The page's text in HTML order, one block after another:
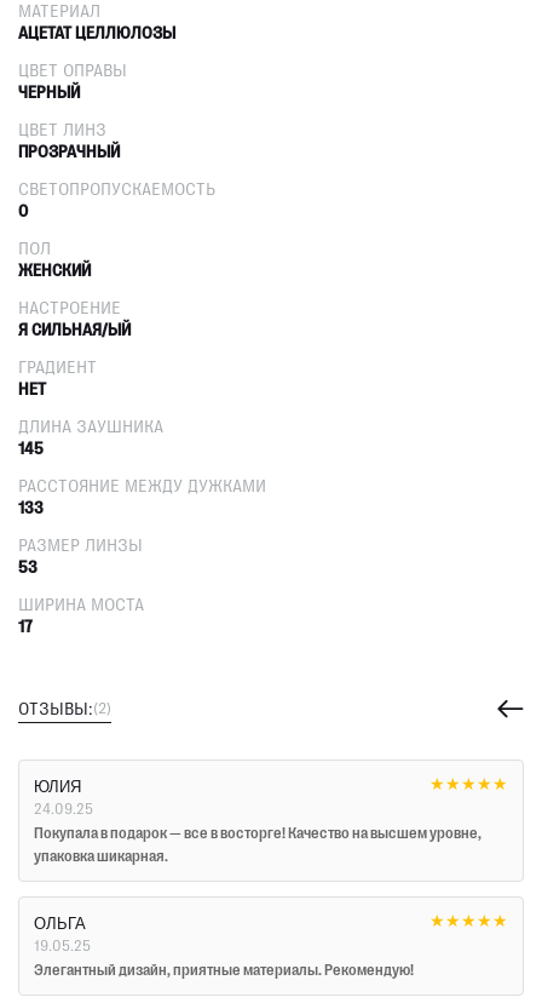
МАТЕРИАЛ
АЦЕТАТ ЦЕЛЛЮЛОЗЫ
ЦВЕТ ОПРАВЫ
ЧЕРНЫЙ
ЦВЕТ ЛИНЗ
ПРОЗРАЧНЫЙ
СВЕТОПРОПУСКАЕМОСТЬ
0
ПОЛ
ЖЕНСКИЙ
НАСТРОЕНИЕ
Я СИЛЬНАЯ/ЫЙ
ГРАДИЕНТ
НЕТ
ДЛИНА ЗАУШНИКА
145
РАССТОЯНИЕ МЕЖДУ ДУЖКАМИ
133
РАЗМЕР ЛИНЗЫ
53
ШИРИНА МОСТА
17
ОТЗЫВЫ:(2)
ЮЛИЯ
24.09.25
★★★★★
Покупала в подарок — все в восторге! Качество на высшем уровне,
упаковка шикарная.
ОЛЬГА
19.05.25
★★★★★
Элегантный дизайн, приятные материалы. Рекомендую!